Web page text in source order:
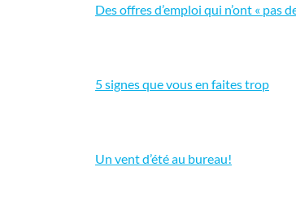
Des offres d’emploi qui n’ont « pas
5 signes que vous en faites trop
Un vent d’été au bureau!